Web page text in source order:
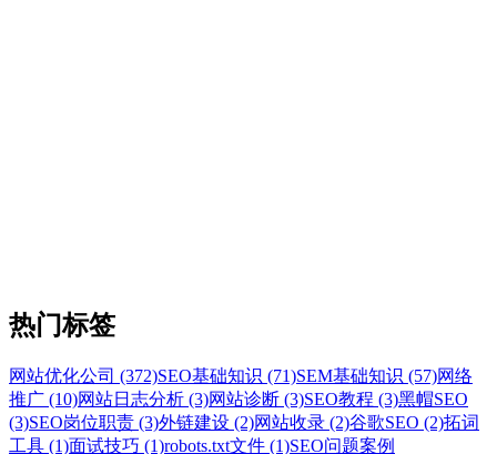
热门标签
网站优化公司 (372)SEO基础知识 (71)SEM基础知识 (57)网络
推广 (10)网站日志分析 (3)网站诊断 (3)SEO教程 (3)黑帽SEO
(3)SEO岗位职责 (3)外链建设 (2)网站收录 (2)谷歌SEO (2)拓词
工具 (1)面试技巧 (1)robots.txt文件 (1)SEO问题案例